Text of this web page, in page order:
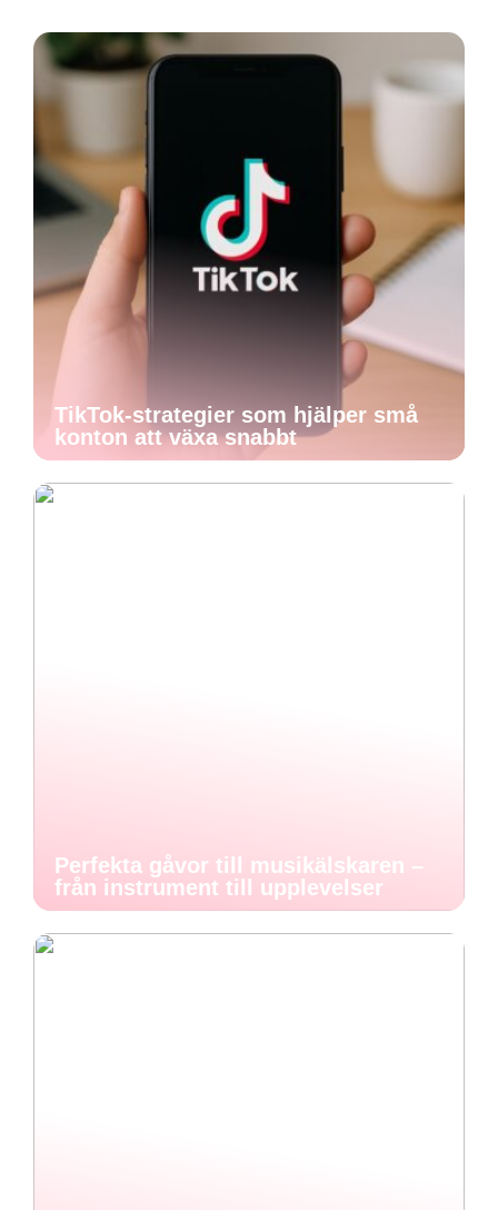
TikTok-strategier som hjälper små
konton att växa snabbt
Perfekta gåvor till musikälskaren –
från instrument till upplevelser